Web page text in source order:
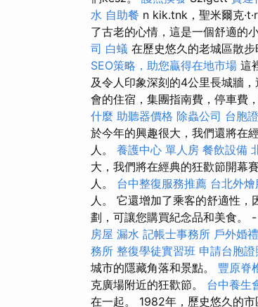
水 自助餐 n kik.tnk，聖米爾克·t·r
了古老的心情，這是一個舒適的
司 白蟻 在歷史悠久的老城區散
SEO策略，助您贏得在地市場 這
及令人印象深刻的4公里長城牆
會的住宿，集團指南費，停車費
什麼 助聽器價格 除蟲公司 台胞
於今年的興趣很大，我們還將在
人。 養護中心 單人房 餐飲設備
大，我們將在經典的狂歡節開幕
人。 台中整復服務推薦 台北外
人。 它還增加了乘客的舒適性
劃，可讓您購買紀念品和美食。
房屋 漏水 記帳士事務所 戶外婚禮
務所 整復學徒實習班 申請台胞
城市的隱藏角落和景點。 豐原脊
克廣場附近的狂歡節。 台中養生
在一起。 1982年，歷史悠久的市